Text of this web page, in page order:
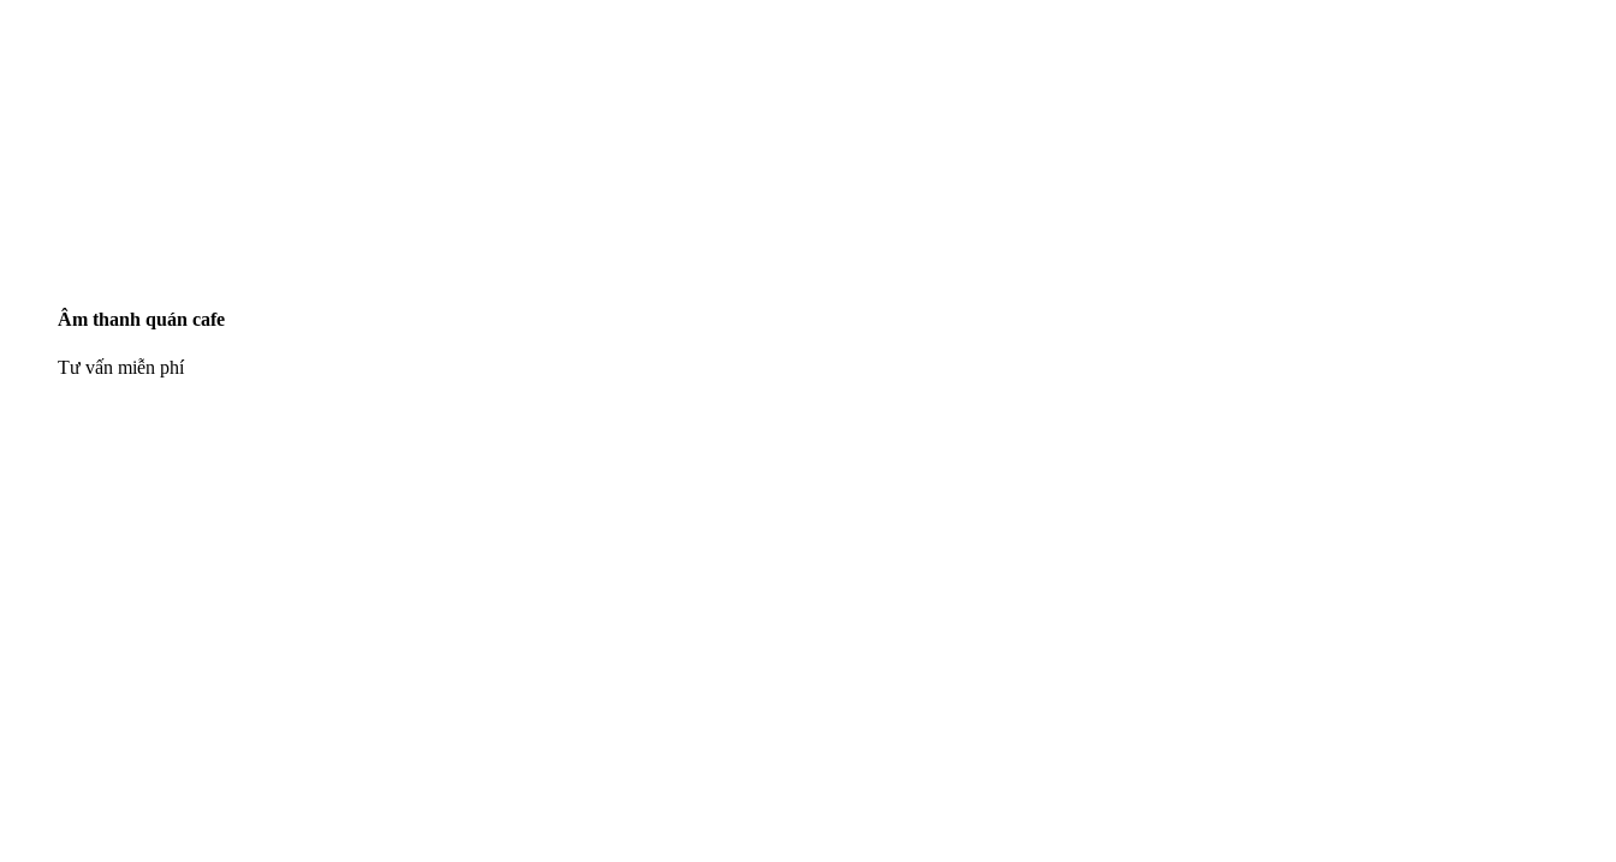
Âm thanh quán cafe
Tư vấn miễn phí